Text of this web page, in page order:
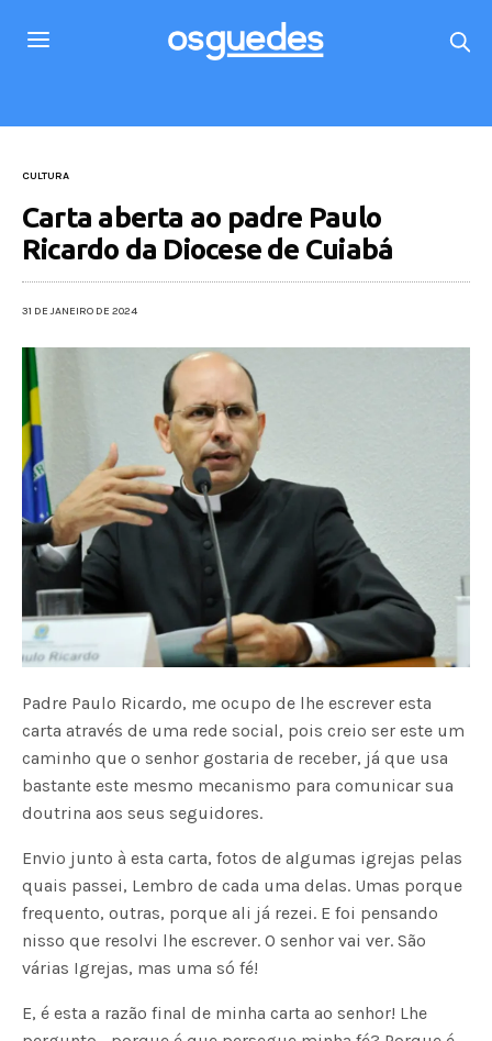
CULTURA
Carta aberta ao padre Paulo
Ricardo da Diocese de Cuiabá
31 DE JANEIRO DE 2024
Padre Paulo Ricardo, me ocupo de lhe escrever esta
carta através de uma rede social, pois creio ser este um
caminho que o senhor gostaria de receber, já que usa
bastante este mesmo mecanismo para comunicar sua
doutrina aos seus seguidores.
Envio junto à esta carta, fotos de algumas igrejas pelas
quais passei, Lembro de cada uma delas. Umas porque
frequento, outras, porque ali já rezei. E foi pensando
nisso que resolvi lhe escrever. O senhor vai ver. São
várias Igrejas, mas uma só fé!
E, é esta a razão final de minha carta ao senhor! Lhe